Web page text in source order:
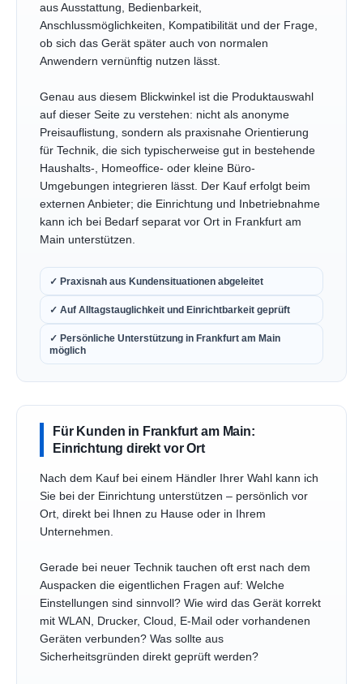
aus Ausstattung, Bedienbarkeit,
Anschlussmöglichkeiten, Kompatibilität und der Frage,
ob sich das Gerät später auch von normalen
Anwendern vernünftig nutzen lässt.
Genau aus diesem Blickwinkel ist die Produktauswahl
auf dieser Seite zu verstehen: nicht als anonyme
Preisauflistung, sondern als praxisnahe Orientierung
für Technik, die sich typischerweise gut in bestehende
Haushalts-, Homeoffice- oder kleine Büro-
Umgebungen integrieren lässt. Der Kauf erfolgt beim
externen Anbieter; die Einrichtung und Inbetriebnahme
kann ich bei Bedarf separat vor Ort in Frankfurt am
Main unterstützen.
✓ Praxisnah aus Kundensituationen abgeleitet
✓ Auf Alltagstauglichkeit und Einrichtbarkeit geprüft
✓ Persönliche Unterstützung in Frankfurt am Main
möglich
Für Kunden in Frankfurt am Main:
Einrichtung direkt vor Ort
Nach dem Kauf bei einem Händler Ihrer Wahl kann ich
Sie bei der Einrichtung unterstützen – persönlich vor
Ort, direkt bei Ihnen zu Hause oder in Ihrem
Unternehmen.
Gerade bei neuer Technik tauchen oft erst nach dem
Auspacken die eigentlichen Fragen auf: Welche
Einstellungen sind sinnvoll? Wie wird das Gerät korrekt
mit WLAN, Drucker, Cloud, E-Mail oder vorhandenen
Geräten verbunden? Was sollte aus
Sicherheitsgründen direkt geprüft werden?